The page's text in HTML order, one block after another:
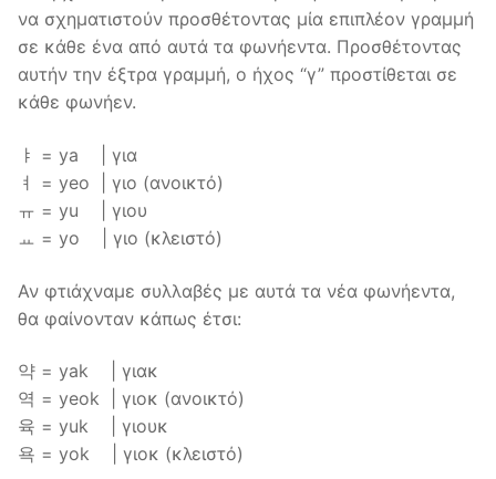
να σχηματιστούν προσθέτοντας μία επιπλέον γραμμή
σε κάθε ένα από αυτά τα φωνήεντα. Προσθέτοντας
αυτήν την έξτρα γραμμή, ο ήχος “γ” προστίθεται σε
κάθε φωνήεν.
ㅑ = ya | για
ㅕ = yeo | γιο (ανοικτό)
ㅠ = yu | γιου
ㅛ = yo | γιο (κλειστό)
Αν φτιάχναμε συλλαβές με αυτά τα νέα φωνήεντα,
θα φαίνονταν κάπως έτσι:
약 = yak | γιακ
역 = yeok | γιοκ (ανοικτό)
육 = yuk | γιουκ
욕 = yok | γιοκ (κλειστό)